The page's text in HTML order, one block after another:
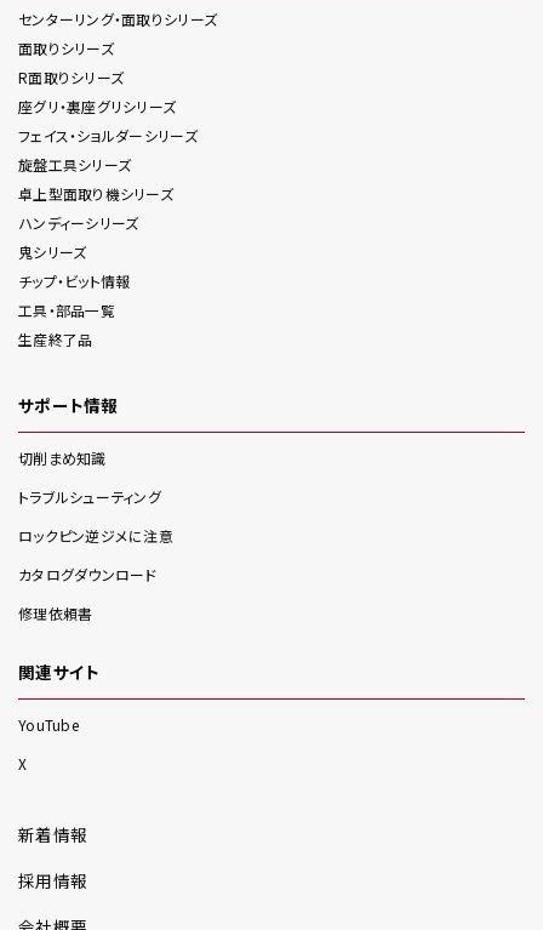
センターリング・面取りシリーズ
面取りシリーズ
R面取りシリーズ
座グリ・裏座グリシリーズ
フェイス・ショルダーシリーズ
旋盤工具シリーズ
卓上型面取り機シリーズ
ハンディーシリーズ
鬼シリーズ
チップ・ビット情報
工具・部品一覧
生産終了品
サポート情報
切削まめ知識
トラブルシューティング
ロックピン逆ジメに注意
カタログダウンロード
修理依頼書
関連サイト
YouTube
X
新着情報
採用情報